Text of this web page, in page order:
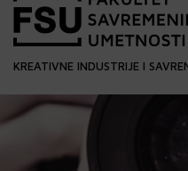
KREATIVNE INDUSTRIJE I